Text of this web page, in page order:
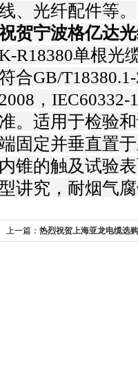
、光纤配件等。
贺宁波格亿达
R18380单根光
符合GB/
2008，IEC60332-
准。适用于检验
固定并垂直置
内锥的触及试验
讲究，耐烟气
上一篇： 热烈祝贺上海亚龙电缆选